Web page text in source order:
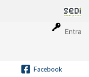
Entra
Facebook